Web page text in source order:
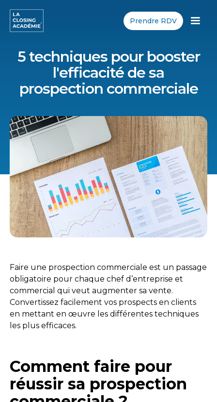
Prendre RDV
5 techniques pour booster
l'efficacité de sa
prospection commerciale
Faire une prospection commerciale est un passage
obligatoire pour chaque chef d’entreprise et
commercial qui veut augmenter sa vente.
Convertissez facilement vos prospects en clients
en mettant en œuvre les différentes techniques
les plus efficaces.
Comment faire pour
réussir sa prospection